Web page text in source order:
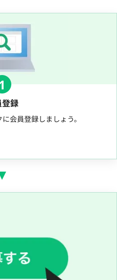
録
会員登録しましょう。